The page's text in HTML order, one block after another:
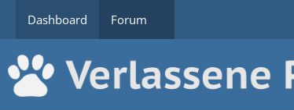
Dashboard Forum